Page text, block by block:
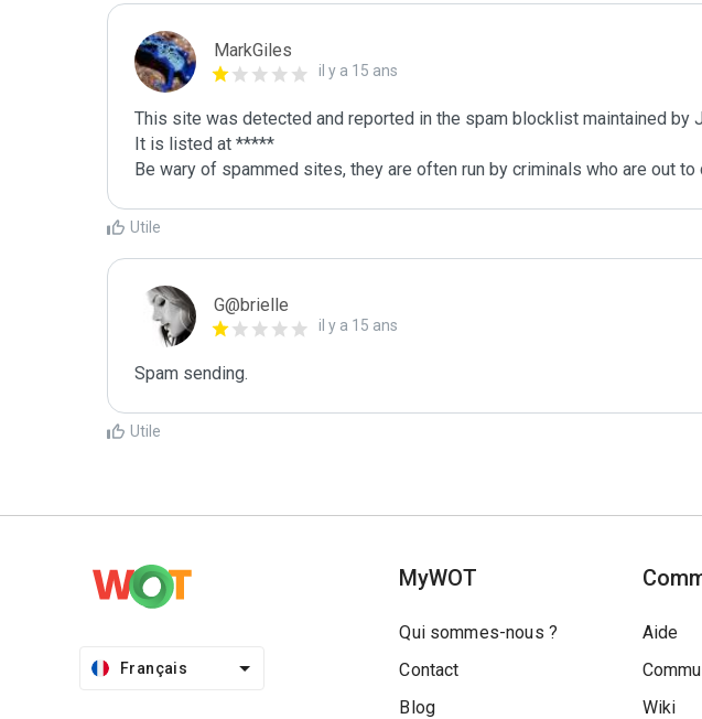
MarkGiles
il y a 15 ans
This site was detected and reported in the spam blocklist maintained by
It is listed at *****
Be wary of spammed sites, they are often run by criminals who are out to
Utile
G@brielle
il y a 15 ans
Spam sending.
Utile
Français
MyWOT
Qui sommes-nous ?
Contact
Blog
Aide
Wiki